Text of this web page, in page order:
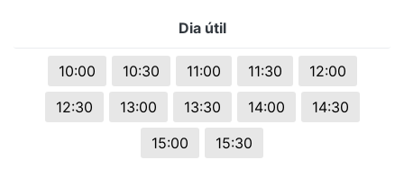
Dia útil
10:00 10:30 11:00 11:30
12:00
12:30
13:00 13:30 14:00
14:30
15:00
15:30